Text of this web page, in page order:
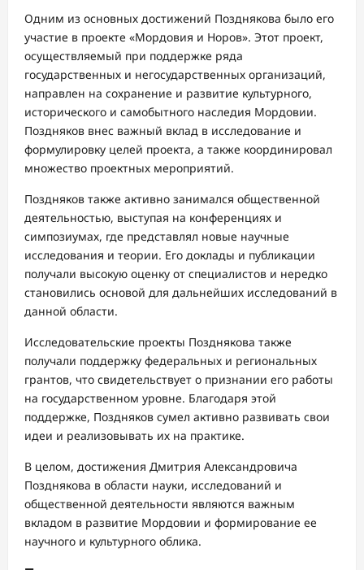
Одним из основных достижений Позднякова было его
участие в проекте «Мордовия и Норов». Этот проект,
осуществляемый при поддержке ряда
государственных и негосударственных организаций,
направлен на сохранение и развитие культурного,
исторического и самобытного наследия Мордовии.
Поздняков внес важный вклад в исследование и
формулировку целей проекта, а также координировал
множество проектных мероприятий.
Поздняков также активно занимался общественной
деятельностью, выступая на конференциях и
симпозиумах, где представлял новые научные
исследования и теории. Его доклады и публикации
получали высокую оценку от специалистов и нередко
становились основой для дальнейших исследований в
данной области.
Исследовательские проекты Позднякова также
получали поддержку федеральных и региональных
грантов, что свидетельствует о признании его работы
на государственном уровне. Благодаря этой
поддержке, Поздняков сумел активно развивать свои
идеи и реализовывать их на практике.
В целом, достижения Дмитрия Александровича
Позднякова в области науки, исследований и
общественной деятельности являются важным
вкладом в развитие Мордовии и формирование ее
научного и культурного облика.